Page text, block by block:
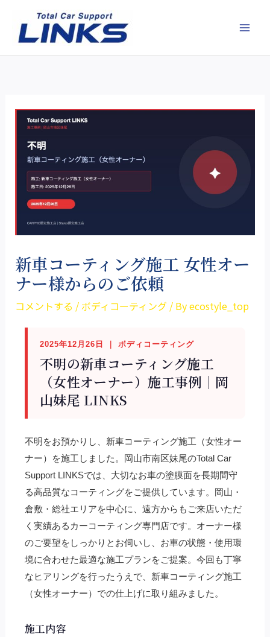
ス
新車コーティング施工 女性オー
ナー様からのご依頼
コメントする / ボディコーティング/ Byecostyle_top
2025年12月26日 ｜ ボディコーティング
不明の新車コーティング施工
（女性オーナー）施工事例｜岡
山妹尾 LINKS
不明をお預かりし、新車コーティング施工（女性オー
ナー）を施工しました。岡山市南区妹尾のTotal Car
Support LINKSでは、大切なお車の塗膜面を長期間守
る高品質なコーティングをご提供しています。岡山・
倉敷・総社エリアを中心に、遠方からもご来店いただ
く実績あるカーコーティング専門店です。オーナー様
のご要望をしっかりとお伺いし、お車の状態・使用環
境に合わせた最適な施工プランをご提案。今回も丁寧
なヒアリングを行ったうえで、新車コーティング施工
（女性オーナー）での仕上げに取り組みました。
施工内容